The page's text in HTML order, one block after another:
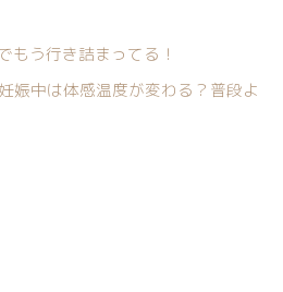
もう行き詰まってる！
娠中は体感温度が変わる？普段よ